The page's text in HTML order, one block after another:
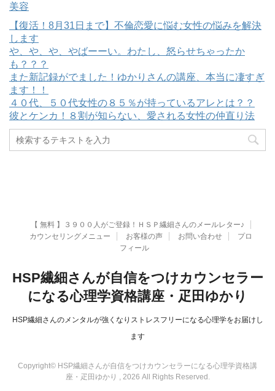
美容
【復活！8月31日まで】不倫恋愛に悩む女性の悩みを解決
します
や、や、や、やばーーい。わたし、怒らせちゃったか
も？？？
また新記録がでました！ゆかりさんの講座、本当に凄すぎ
ます！！
４０代、５０代女性の８５％が持っているアレとは？？
彼とケンカ！８割が知らない、愛される女性の仲直り法
【 無料 】３９００人がご登録！ＨＳＰ繊細さんのメールレター♪
カウンセリングメニュー
お客様の声 お問い合わせ
プロ
フィール
HSP繊細さんが自信をつけカウンセラー
になる心理学資格講座・疋田ゆかり
HSP繊細さんのメンタルが強くなりストレスフリーになる心理学をお届けし
ます
Copyright© HSP繊細さんが自信をつけカウンセラーになる心理学資格講
座・疋田ゆかり , 2026 All Rights Reserved.